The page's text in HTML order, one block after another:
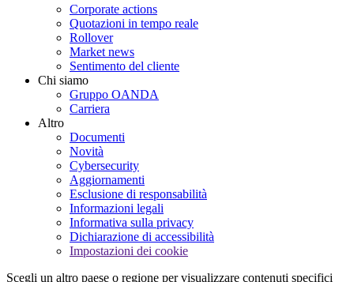
Corporate actions
Quotazioni in tempo reale
Rollover
Market news
Sentimento del cliente
Chi siamo
Gruppo OANDA
Carriera
Altro
Documenti
Novità
Cybersecurity
Aggiornamenti
Esclusione di responsabilità
Informazioni legali
Informativa sulla privacy
Dichiarazione di accessibilità
Impostazioni dei cookie
Scegli un altro paese o regione per visualizzare contenuti specifici